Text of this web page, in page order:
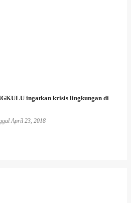
ingatkan krisis lingkungan di
April 23, 2018